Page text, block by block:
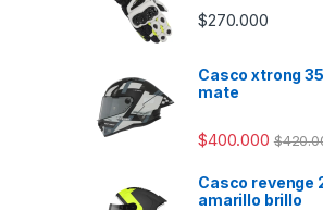
$270.000
Casco xtrong
mate
$400.000 $
Casco revenge
amarillo brillo